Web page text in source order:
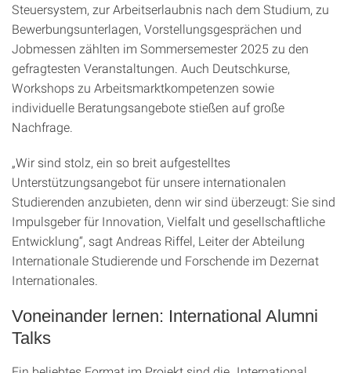
Steuersystem, zur Arbeitserlaubnis nach dem Studium, zu
Bewerbungsunterlagen, Vorstellungsgesprächen und
Jobmessen zählten im Sommersemester 2025 zu den
gefragtesten Veranstaltungen. Auch Deutschkurse,
Workshops zu Arbeitsmarktkompetenzen sowie
individuelle Beratungsangebote stießen auf große
Nachfrage.
„Wir sind stolz, ein so breit aufgestelltes
Unterstützungsangebot für unsere internationalen
Studierenden anzubieten, denn wir sind überzeugt: Sie sind
Impulsgeber für Innovation, Vielfalt und gesellschaftliche
Entwicklung“, sagt Andreas Riffel, Leiter der Abteilung
Internationale Studierende und Forschende im Dezernat
Internationales.
Voneinander lernen: International Alumni
Talks